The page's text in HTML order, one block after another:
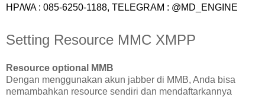
HP/WA : 085-6250-1188, TELEGRAM : @MD_ENGINE
Setting Resource MMC XMPP
Resource optional MMB
Dengan menggunakan akun jabber di MMB, Anda bisa
nemambahkan resource sendiri dan mendaftarkannya